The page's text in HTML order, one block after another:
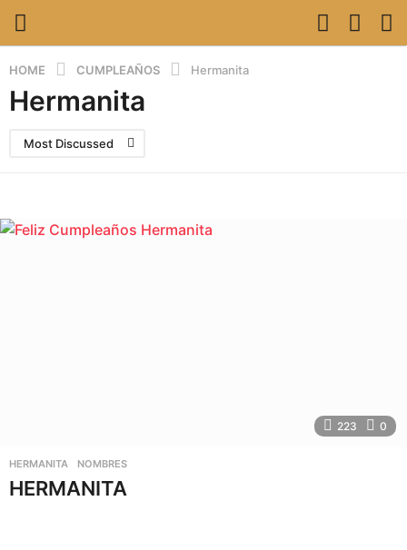
HOME CUMPLEAÑOS Hermanita
Hermanita
Most Discussed
223 0
HERMANITA ,NOMBRES
HERMANITA